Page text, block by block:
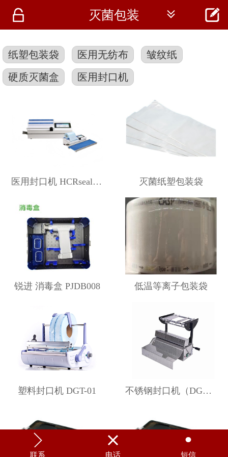
 首页
 灭菌包装  
纸塑包装袋 医用无纺布 皱纹纸
硬质灭菌盒 医用封口机
医用封口机 HCRseal-100 灭菌纸塑包装袋
锐进 消毒盒 PJDB008 低温等离子包装袋
塑料封口机 DGT-01 不锈钢封口机（DGF-M）

联系

电话

短信